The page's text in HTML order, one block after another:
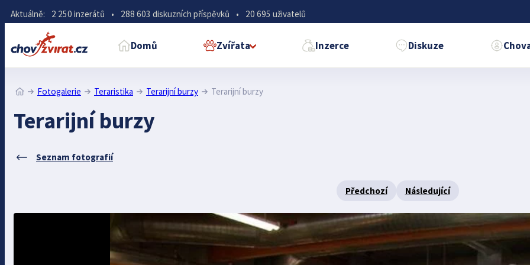
Aktuálně: 2 250 inzerátů • 288 603 diskuzních příspěvků • 20 695 uživatelů
Domů Zvířata Inzerce Diskuze
Fotogalerie Teraristika Terarijní burzy Terarijní burzy
Terarijní burzy
Seznam fotografií
Předchozí Následující